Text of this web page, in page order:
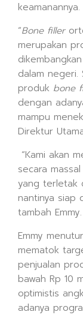
keamanannya.
“Bone filler
merupakan
dalam negeri.
produk bone
dengan
mampu
Direktur
“Kami akan
secara
yang terletak
nantinya siap
tambah Emmy.
Emmy
mematok
penjualan
bawah Rp 10
optimistis
adanya